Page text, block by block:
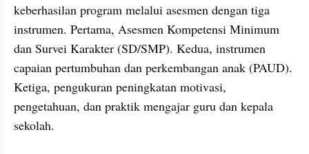
keberhasilan program melalui asesmen dengan tiga
instrumen. Pertama, Asesmen Kompetensi Minimum
dan Survei Karakter (SD/SMP). Kedua, instrumen
capaian pertumbuhan dan perkembangan anak (PAUD).
Ketiga, pengukuran peningkatan motivasi,
pengetahuan, dan praktik mengajar guru dan kepala
sekolah.